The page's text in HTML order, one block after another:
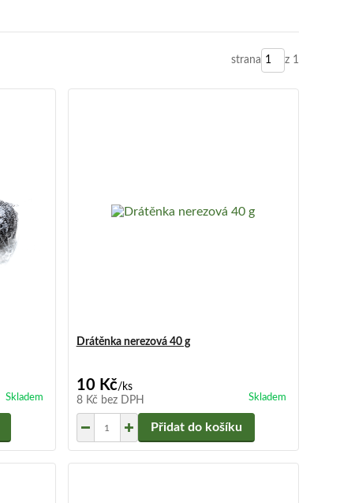
strana z 1
Skladem
Drátěnka nerezová 40 g
10 Kč/ ks
8 Kč bez DPH Skladem
Přidat do košíku